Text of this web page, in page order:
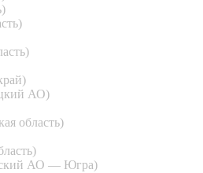
АО)
область)
АО — Югра)